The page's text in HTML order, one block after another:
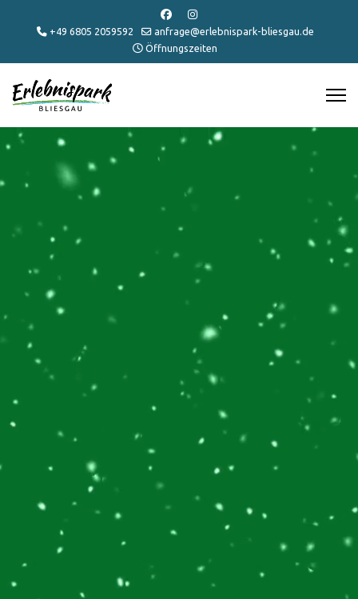
+49 6805 2059592
anfrage@erlebnispark-bliesgau.de
Öffnungszeiten